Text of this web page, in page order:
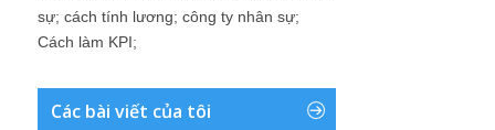
sự; cách tính lương; công ty nhân sự;
Cách làm KPI;
Các bài viết của tôi